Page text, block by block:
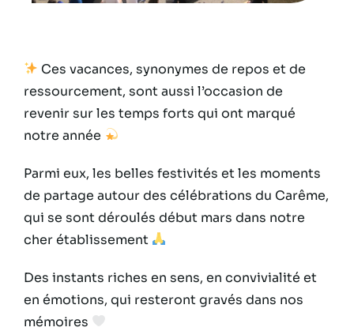
Ces vacances, synonymes de repos et de
ressourcement, sont aussi l’occasion de
revenir sur les temps forts qui ont marqué
notre année
Parmi eux, les belles festivités et les moments
de partage autour des célébrations du Carême,
qui se sont déroulés début mars dans notre
cher établissement
Des instants riches en sens, en convivialité et
en émotions, qui resteront gravés dans nos
mémoires